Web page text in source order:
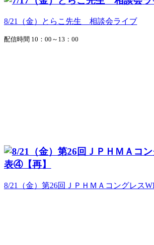
8/21（金）とらこ先生 相談会ライブ
配信時間 10：00～13：00
8/21（金）第26回ＪＰＨＭＡコングレス